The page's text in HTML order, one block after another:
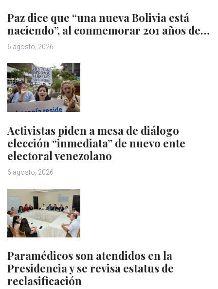
Paz dice que “una nueva Bolivia está
naciendo”, al conmemorar 201 años de…
6 agosto, 2026
Activistas piden a mesa de diálogo
elección “inmediata” de nuevo ente
electoral venezolano
6 agosto, 2026
Paramédicos son atendidos en la
Presidencia y se revisa estatus de
reclasificación